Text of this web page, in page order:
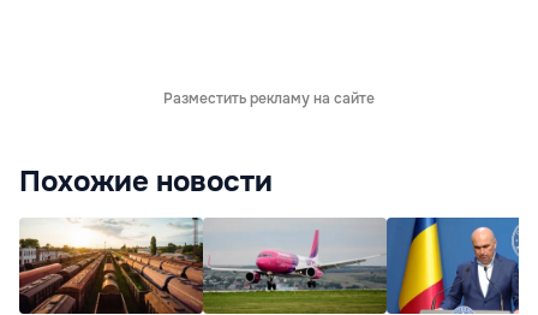
Разместить рекламу на сайте
Похожие новости